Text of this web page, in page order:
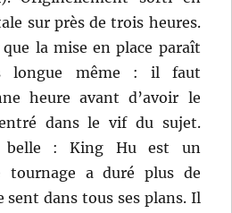
sur près de trois heures.
la mise en place paraît
longue même : il faut
heure avant d’avoir le
dans le vif du sujet.
belle : King Hu est un
tournage a duré plus de
sent dans tous ses plans. Il